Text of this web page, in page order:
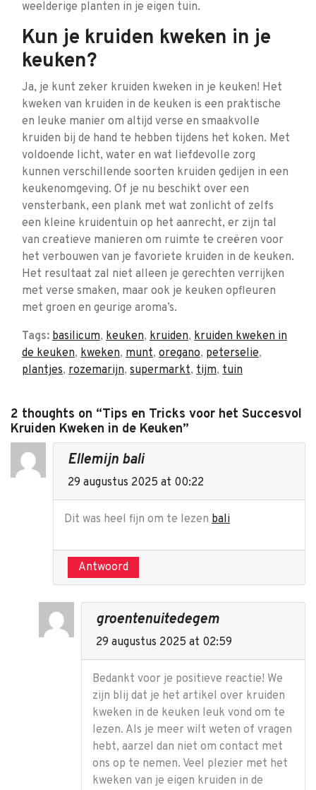
weelderige planten in je eigen tuin.
Kun je kruiden kweken in je
keuken?
Ja, je kunt zeker kruiden kweken in je keuken! Het
kweken van kruiden in de keuken is een praktische
en leuke manier om altijd verse en smaakvolle
kruiden bij de hand te hebben tijdens het koken. Met
voldoende licht, water en wat liefdevolle zorg
kunnen verschillende soorten kruiden gedijen in een
keukenomgeving. Of je nu beschikt over een
vensterbank, een plank met wat zonlicht of zelfs
een kleine kruidentuin op het aanrecht, er zijn tal
van creatieve manieren om ruimte te creëren voor
het verbouwen van je favoriete kruiden in de keuken.
Het resultaat zal niet alleen je gerechten verrijken
met verse smaken, maar ook je keuken opfleuren
met groen en geurige aroma’s.
Tags: basilicum, keuken, kruiden, kruiden kweken in
de keuken, kweken, munt, oregano, peterselie,
plantjes, rozemarijn, supermarkt, tijm, tuin
2 thoughts on “Tips en Tricks voor het Succesvol
Kruiden Kweken in de Keuken”
Ellemijn bali
29 augustus 2025 at 00:22
Dit was heel fijn om te lezen bali
Antwoord
groentenuitedegem
29 augustus 2025 at 02:59
Bedankt voor je positieve reactie! We
zijn blij dat je het artikel over kruiden
kweken in de keuken leuk vond om te
lezen. Als je meer wilt weten of vragen
hebt, aarzel dan niet om contact met
ons op te nemen. Veel plezier met het
kweken van je eigen kruiden in de